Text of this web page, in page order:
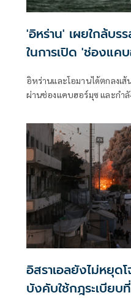
'อิหร่าน' เผยใกล้บ
ในการเปิด 'ช่องแค
อิหร่านและโอมานได้ตกลงเ
ผ่านช่องแคบฮอร์มุซ และกำลั
กล่าวเมื่อวันพุธที่ผ่านมา แม้
จะเน้นย้ำถึงความเสี่ยงที่ยังค
ภูมิภาคก็ตาม
อิสราเอลยังไม่หยุด
บังคับใช้กฎระเบียบ